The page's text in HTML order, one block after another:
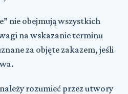
nie obejmują wszystkich
na wskazanie terminu
za objęte zakazem, jeśli
rozumieć przez utwory